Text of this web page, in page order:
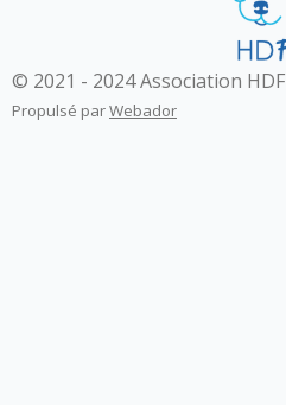
© 2021 - 2024 Association HDF
Propulsé parWebador